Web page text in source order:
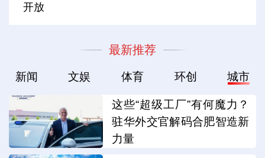
开放
最新推荐
新闻 文娱 体育 环创 城市
这些“超级工厂”有何魔力？
驻华外交官解码合肥智造新
力量